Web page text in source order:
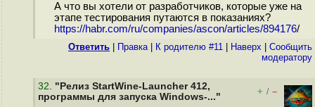
А что вы хотели от разработчиков, которые уже на
этапе тестирования путаются в показаниях?
https://habr.com/ru/companies/ascon/articles/894176/
Ответить Правка| К родителю #11 Наверх
Cообщить
модератору
32. "Релиз StartWine-Launcher 412,
программы для запуска Windows-..."
+ / –